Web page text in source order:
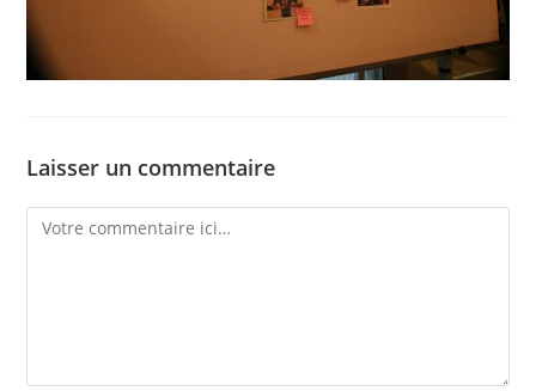
Laisser un commentaire
Comment